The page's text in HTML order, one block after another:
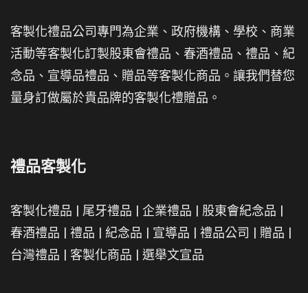
客製化禮品公司專門為企業、政府機構、學校、商業
活動等客製化訂製股東會禮品、春酒禮品、禮品、紀
念品、宣導品禮品、贈品等客製化商品。讓我們替您
量身訂做屬於貴品牌的客製化禮贈品。
禮品客製化
客製化禮品 | 尾牙禮品 | 企業禮品 | 股東會紀念品 |
春酒禮品 | 禮品 | 紀念品 | 宣導品 | 禮品公司 | 贈品 |
台灣禮品 | 客製化商品 | 選舉文宣品